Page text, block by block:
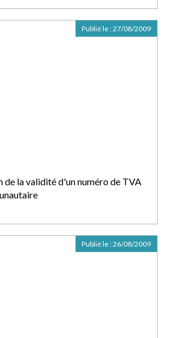
la validité d'un numéro de TVA
Publié le :27/08/2009
Publié le :26/08/2009